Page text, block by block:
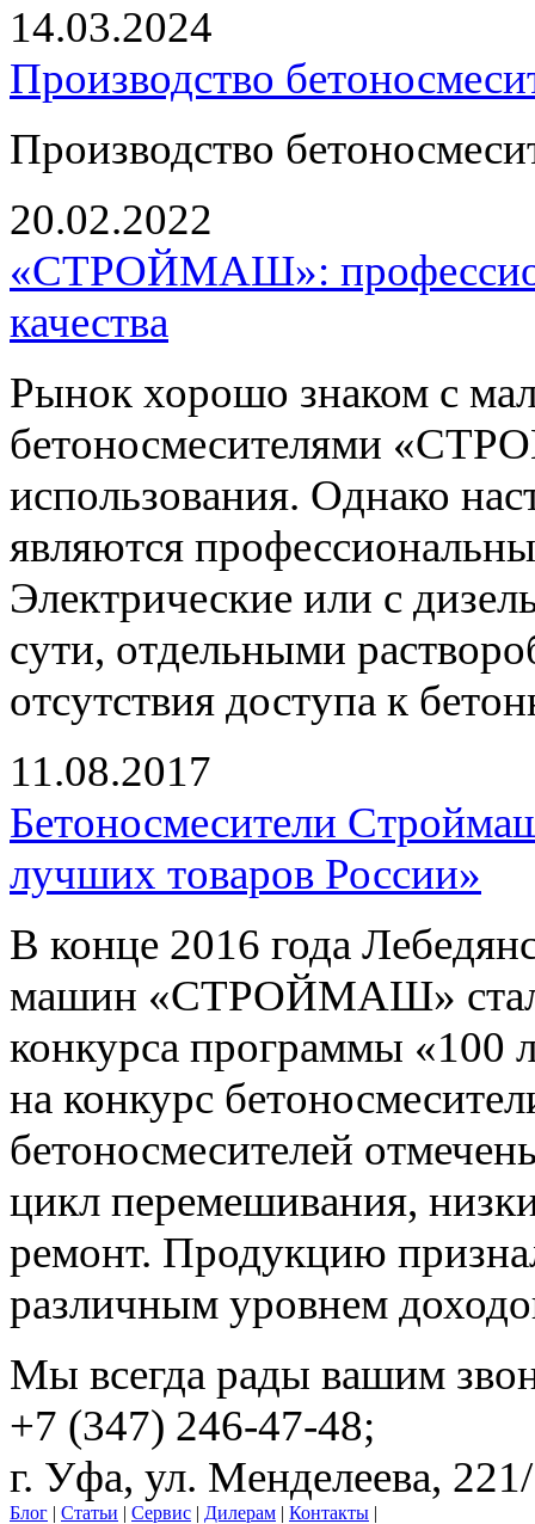
14.03.2024
Производство
Производство
20.02.2022
«СТРОЙМАШ»:
качества
Рынок хорошо знаком с
бетоносмесителями
использования. Однако
являются
Электрические или с
сути, отдельными
отсутствия доступа к
11.08.2017
Бетоносмесители
лучших товаров России»
В конце 2016 года
машин «СТРОЙМАШ» стал
конкурса программы «100
на конкурс
бетоносмесителей
цикл перемешивания,
ремонт. Продукцию
различным уровнем
Мы всегда рады вашим
+7 (347) 246-47-48;
г. Уфа, ул. Менделеева,
Блог | Статьи | Сервис | Дилерам | Контакты |